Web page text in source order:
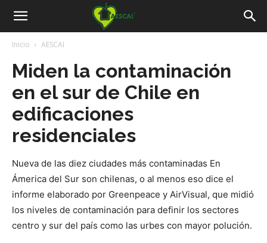
Aescai
Inicio AESCAI
Miden la contaminación
en el sur de Chile en
edificaciones
residenciales
Nueva de las diez ciudades más contaminadas En
Ámerica del Sur son chilenas, o al menos eso dice el
informe elaborado por Greenpeace y AirVisual, que midió
los niveles de contaminación para definir los sectores
centro y sur del país como las urbes con mayor polución.